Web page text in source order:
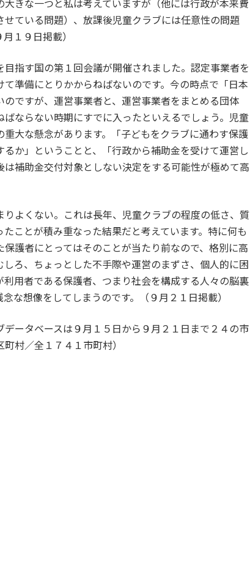
きな一つと私は考えていますが（他には行政が本来費
ている問題）、放課後児童クラブには任意性の問題
１９日掲載）
指す国の第１回会議が開催されました。認定事業者を
準備にとりかからねばないのです。今の時点で「日本
ですが、運営事業者と、運営事業者をまとめる団体
ならない時期にすでに入ったといえるでしょう。児童
大な懸念があります。「子どもをクラブに通わす保護
か」ということと、「行政から補助金を受けて運営し
補助金交付対象としない決定をする可能性が極めて高
りよくない。これは長年、児童クラブの程度の低さ、質
ことが積み重なった結果だと考えています。特に何も
護者にとってはそのことが当たり前なので、格別に高
ろ、ちょっとした不手際や運営のまずさ、個人的に困
用者である保護者、つまり社会を構成する人々の脳裏
な想像をしてしまうのです。（９月２１日掲載）
ータベースは９月１５日から９月２１日まで２４の市
村／全１７４１市町村）